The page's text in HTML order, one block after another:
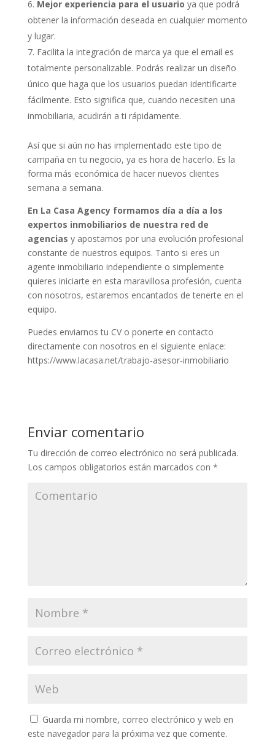
Mejor experiencia para el usuario ya que podrá
obtener la información deseada en cualquier momento
y lugar.
Facilita la integración de marca ya que el email es
totalmente personalizable. Podrás realizar un diseño
único que haga que los usuarios puedan identificarte
fácilmente. Esto significa que, cuando necesiten una
inmobiliaria, acudirán a ti rápidamente.
Así que si aún no has implementado este tipo de
campaña en tu negocio, ya es hora de hacerlo. Es la
forma más económica de hacer nuevos clientes
semana a semana.
En La Casa Agency formamos día a día a los
expertos inmobiliarios de nuestra red de
agencias y apostamos por una evolución profesional
constante de nuestros equipos. Tanto si eres un
agente inmobiliario independiente o simplemente
quieres iniciarte en esta maravillosa profesión, cuenta
con nosotros, estaremos encantados de tenerte en el
equipo.
Puedes enviarnos tu CV o ponerte en contacto
directamente con nosotros en el siguiente enlace:
https://www.lacasa.net/trabajo-asesor-inmobiliario
Enviar comentario
Tu dirección de correo electrónico no será publicada.
Los campos obligatorios están marcados con *
Guarda mi nombre, correo electrónico y web en
este navegador para la próxima vez que comente.